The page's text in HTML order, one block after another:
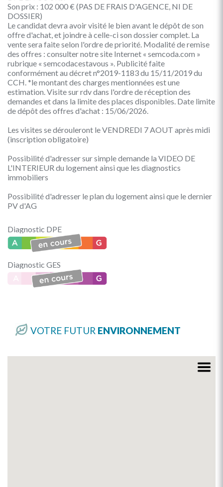
Son prix : 102 000 € (PAS DE FRAIS D'AGENCE, NI DE
DOSSIER)
Le candidat devra avoir visité le bien avant le dépôt de son
offre d'achat, et joindre à celle-ci son dossier complet. La
vente sera faite selon l'ordre de priorité. Modalité de remise
des offres : consulter notre site Internet « semcoda.com »
rubrique « semcodacestavous ». Publicité faite
conformément au décret n°2019-1183 du 15/11/2019 du
CCH. *le montant des charges mentionnées est une
estimation. Visite sur rdv dans l'ordre de réception des
demandes et dans la limite des places disponibles. Date limite
de dépôt des offres d'achat : 15/06/2026.
Les visites se dérouleront le VENDREDI 7 AOUT après midi
(inscription obligatoire)
Possibilité d'adresser sur simple demande la VIDEO DE
L'INTERIEUR du logement ainsi que les diagnostics
immobiliers
Possibilité d'adresser le plan du logement ainsi que le dernier
PV d'AG
Diagnostic DPE
Diagnostic GES
VOTRE FUTUR ENVIRONNEMENT